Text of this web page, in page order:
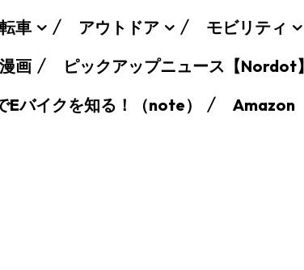
車 アウトドア モビリティ
漫画
ピックアップニュース【Nordot】
Eバイクを知る！（note）
Amazon